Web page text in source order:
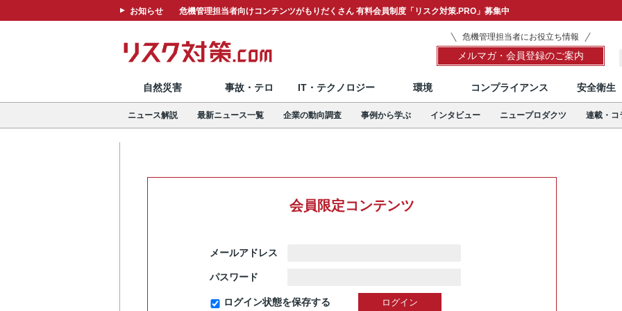
お知らせ 危機管理担当者向けコンテンツがもりだくさん 有料会員制度「リスク対策.PRO」募集中
危機管理担当者にお役立ち情報
メルマガ・会員登録のご案内
自然災害 事故・テロ IT・テクノロジー 環境 コンプライアンス 安全衛生
ニュース解説 最新ニュース一覧 企業の動向調査 事例から学ぶ インタビュー ニュープロダクツ 連載・コ
会員限定コンテンツ
メールアドレス
パスワード
ログイン状態を保存する